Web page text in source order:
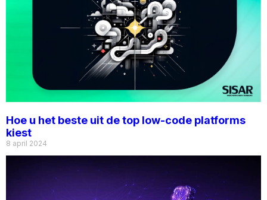
Hoe u het beste uit de top low-code platforms
kiest
8 april 2024